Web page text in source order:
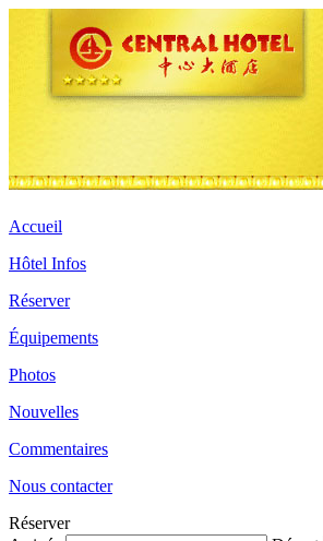
Accueil
Hôtel Infos
Réserver
Équipements
Photos
Nouvelles
Commentaires
Nous contacter
Réserver